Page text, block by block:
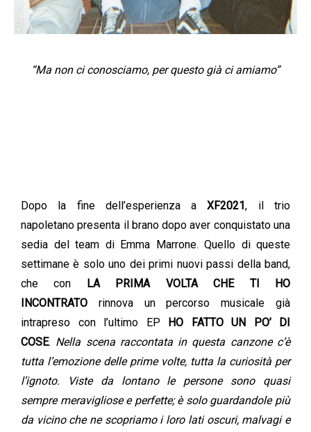
“Ma non ci conosciamo, per questo già ci amiamo”
Dopo la fine dell’esperienza aXF2021, il trio
napoletano presenta il brano dopo aver conquistato una
sedia del team di Emma Marrone. Quello di queste
settimane è solo uno dei primi nuovi passi della band,
che con LA PRIMA VOLTA CHE TI HO
INCONTRATO rinnova un percorso musicale già
intrapreso con l’ultimo EP HO FATTO UN PO’ DI
COSE. Nella scena raccontata in questa canzone c’è
tutta l’emozione delle prime volte, tutta la curiosità per
l’ignoto. Viste da lontano le persone sono quasi
sempre meravigliose e perfette; è solo guardandole più
da vicino che ne scopriamo i loro lati oscuri, malvagi e